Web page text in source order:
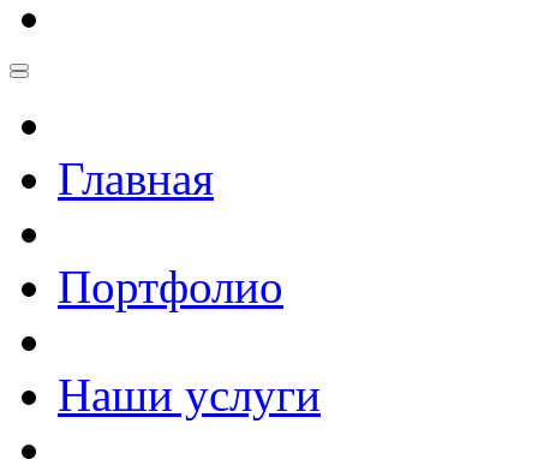
Главная
Портфолио
Наши услуги